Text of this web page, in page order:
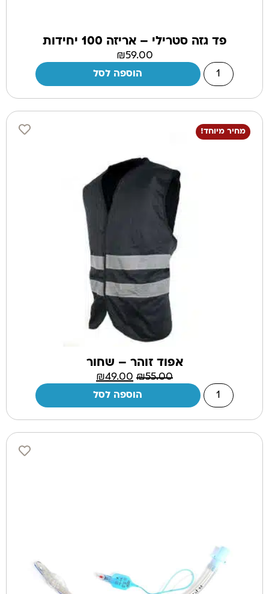
פד גזה סטרילי – אריזה 100 יחידות
₪59.00
הוספה לסל
מחיר מיוחד!
אפוד זוהר – שחור
₪55.00
₪49.00
הוספה לסל